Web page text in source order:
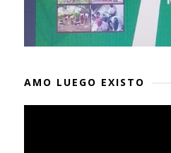
AMO LUEGO EXISTO